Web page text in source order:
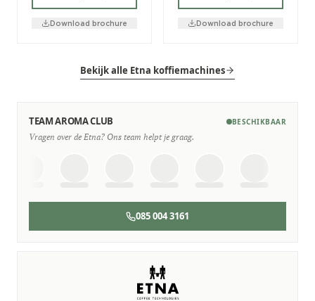
Download brochure Download brochure
Bekijk alle Etna koffiemachines
TEAM AROMA CLUB BESCHIKBAAR
Vragen over de Etna? Ons team helpt je graag.
085 004 3161
Wij staan voor je klaar
Deskundige monteurs die verstand hebben van Etna